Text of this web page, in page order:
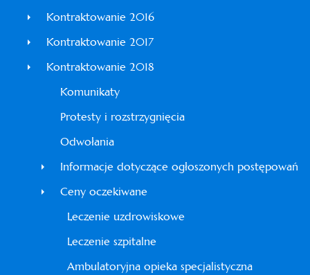
Kontraktowanie 2016
Kontraktowanie 2017
Kontraktowanie 2018
Komunikaty
Protesty i rozstrzygnięcia
Odwołania
Informacje dotyczące ogłoszonych postępowań
Ceny oczekiwane
Leczenie uzdrowiskowe
Leczenie szpitalne
Ambulatoryjna opieka specjalistyczna